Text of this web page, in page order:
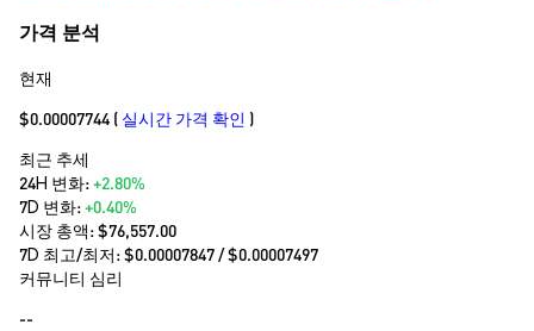
가격 분석
현재
$0.00007744 ( 실시간 가격 확인 )
최근 추세
24H 변화:+2.80%
7D 변화:+0.40%
시장 총액:$76,557.00
7D 최고/최저: $0.00007847/ $0.00007497
커뮤니티 심리
--